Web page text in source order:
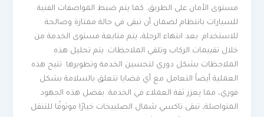
مستوى الأمان على الطريق. كما يتم ضبط المواصفات الفنية
للسيارات بانتظام لضمان أن تبقى في حالة ممتازة وصالحة
للاستخدام. بعد انتهاء الرحلة، يتم متابعة مستوى الخدمة من
خلال تقييمات الركاب وتلقي الملاحظات. يتم تحليل هذه
الملاحظات بشكل دوري لتحسين الخدمة وتطويرها. تتيح هذه
العملية أيضاً التعامل مع أي قضايا تتعلق بالسلامة بشكل
فوري، مما يعزز ثقة العملاء في الخدمة. بفضل هذه الجهود
المتواصلة، تبقى تاكسي شمال الصلبيخات خيارًا موثوقًا للتنقل